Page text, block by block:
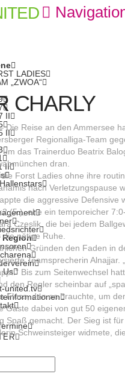
LADIES
„ZWOA“
II
II
II
Region
Us
united.tv
CHARLY
Die Reise an den Ammersee
Regionalliga-Team
das Trainerduo Beatrix
dran.
Forst Ladies ohne ihre
nach Verletzungspause
die aggressive Defensive
(5.), ehe ein temporeicher
Czeslik, die bei jedem
nötige Ruhe.
Gründen den Faden
Teamsprecherin
Bis zum Seitenwechsel
den Regler scheinbar auf
Fluss, den es brauchte, um
Gäste dabei von gut 50
Spaß gemacht. Der Sieg ist
Schweinsteiger widmete,